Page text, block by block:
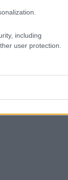
including
user protection.
la sua
del
afferma